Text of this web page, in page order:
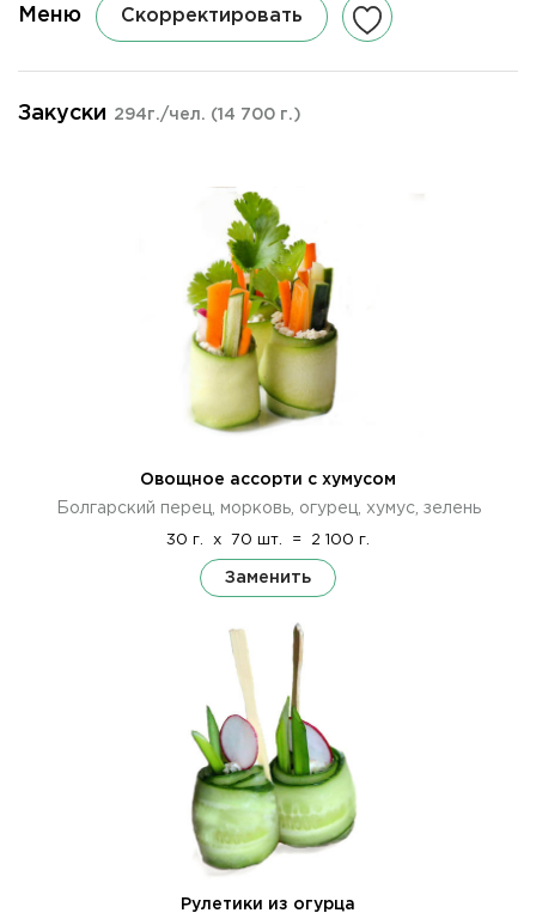
Меню Скорректировать
Закуски 294г./чел. (14 700 г.)
Овощное ассорти с хумусом
Болгарский перец, морковь, огурец, хумус, зелень
30 г. x 70 шт. = 2 100 г.
Заменить
Рулетики из огурца